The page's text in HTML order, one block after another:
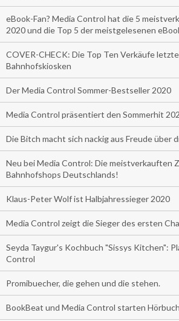
eBook-Fan? Media Control hat die 5
2020 und die Top 5 der meistgelesenen
COVER-CHECK: Die Top Ten Verkäufe
Bahnhofskiosken
Der Media Control Sommer-Bestseller 2020
Media Control präsentiert den Sommerhit
Die Bitch macht sich nackig aus Freude über
Neu bei Media Control: Die meistverkauften
Bahnhofshops Deutschlands!
Klaus-Peter Wolf ist Halbjahressieger 2020
Media Control zeigt die Sieger des ersten
Seyda Taygur's Kochbuch "Sissys Kitchen":
Control
Promibuecher, die gehen und die stehen.
BookBeat und Media Control starten